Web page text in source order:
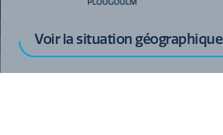
Voir la situation géographique